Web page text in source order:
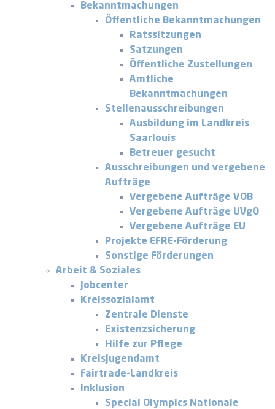
Bekanntmachungen
Öffentliche Bekanntmachungen
Ratssitzungen
Satzungen
Öffentliche Zustellungen
Amtliche
Bekanntmachungen
Stellenausschreibungen
Ausbildung im Landkreis
Saarlouis
Betreuer gesucht
Ausschreibungen und vergebene
Aufträge
Vergebene Aufträge VOB
Vergebene Aufträge UVgO
Vergebene Aufträge EU
Projekte EFRE-Förderung
Sonstige Förderungen
Arbeit & Soziales
Jobcenter
Kreissozialamt
Zentrale Dienste
Existenzsicherung
Hilfe zur Pflege
Kreisjugendamt
Fairtrade-Landkreis
Inklusion
Special Olympics Nationale